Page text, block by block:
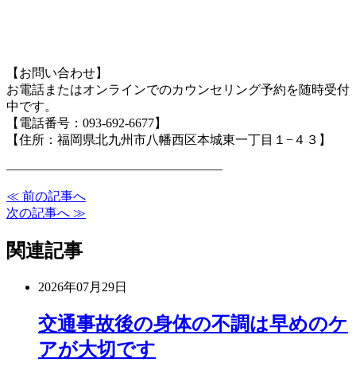
【お問い合わせ】
お電話またはオンラインでのカウンセリング予約を随時受付
中です。
【電話番号：093-692-6677】
【住所：福岡県北九州市八幡西区本城東一丁目１−４３】
—————————————————
≪ 前の記事へ
次の記事へ ≫
関連記事
2026年07月29日
交通事故後の身体の不調は早めのケ
アが大切です